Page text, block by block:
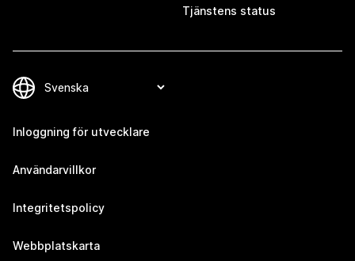
Tjänstens status
Inloggning för utvecklare
Användarvillkor
Integritetspolicy
Webbplatskarta